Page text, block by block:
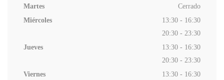
Martes
Cerrado
Miércoles
13:30 - 16:30
20:30 - 23:30
Jueves
13:30 - 16:30
20:30 - 23:30
Viernes
13:30 - 16:30